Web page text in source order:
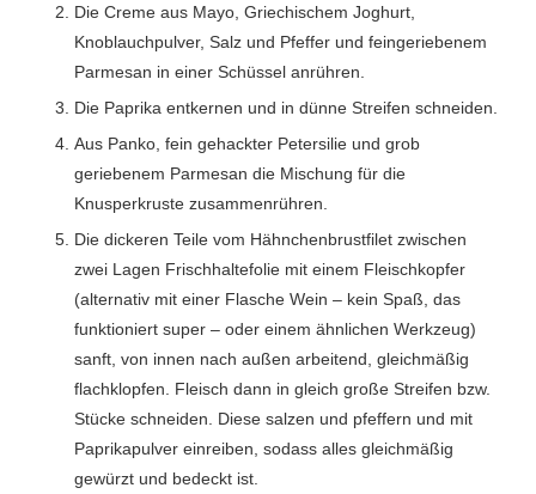
Die Creme aus Mayo, Griechischem Joghurt,
Knoblauchpulver, Salz und Pfeffer und feingeriebenem
Parmesan in einer Schüssel anrühren.
Die Paprika entkernen und in dünne Streifen schneiden.
Aus Panko, fein gehackter Petersilie und grob
geriebenem Parmesan die Mischung für die
Knusperkruste zusammenrühren.
Die dickeren Teile vom Hähnchenbrustfilet zwischen
zwei Lagen Frischhaltefolie mit einem Fleischkopfer
(alternativ mit einer Flasche Wein – kein Spaß, das
funktioniert super – oder einem ähnlichen Werkzeug)
sanft, von innen nach außen arbeitend, gleichmäßig
flachklopfen. Fleisch dann in gleich große Streifen bzw.
Stücke schneiden. Diese salzen und pfeffern und mit
Paprikapulver einreiben, sodass alles gleichmäßig
gewürzt und bedeckt ist.